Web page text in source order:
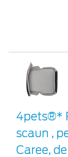
4pets®*
scaun ,
Caree,